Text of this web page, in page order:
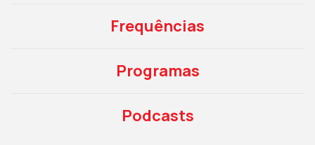
Frequências
Programas
Podcasts